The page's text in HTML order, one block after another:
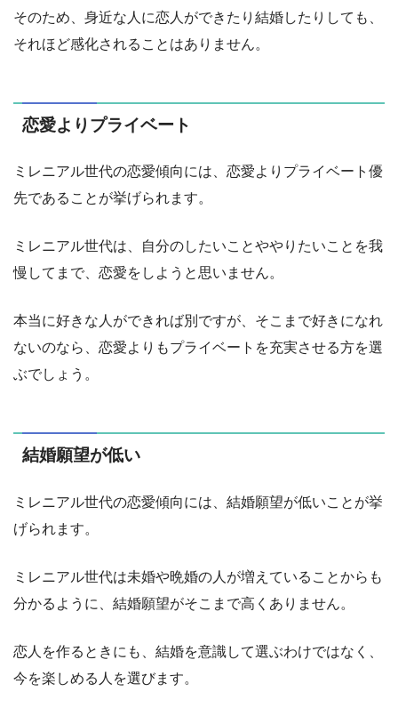
そのため、身近な人に恋人ができたり結婚したりしても、
それほど感化されることはありません。
恋愛よりプライベート
ミレニアル世代の恋愛傾向には、恋愛よりプライベート優
先であることが挙げられます。
ミレニアル世代は、自分のしたいことややりたいことを我
慢してまで、恋愛をしようと思いません。
本当に好きな人ができれば別ですが、そこまで好きになれ
ないのなら、恋愛よりもプライベートを充実させる方を選
ぶでしょう。
結婚願望が低い
ミレニアル世代の恋愛傾向には、結婚願望が低いことが挙
げられます。
ミレニアル世代は未婚や晩婚の人が増えていることからも
分かるように、結婚願望がそこまで高くありません。
恋人を作るときにも、結婚を意識して選ぶわけではなく、
今を楽しめる人を選びます。